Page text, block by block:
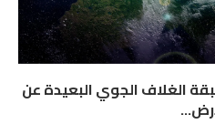
الغلاف الجوي البعيدة عن